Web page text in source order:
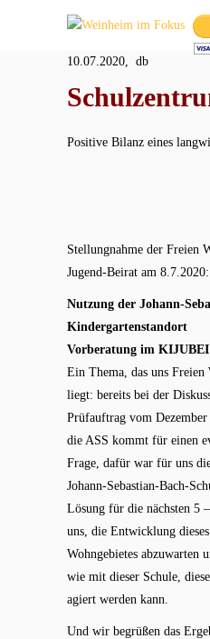
10.07.2020, db
Positive Bilanz eines
Stellungnahme der Freien
Jugend-Beirat am 8.7.2020:
Nutzung der Johann-
Kindergartenstandort
Vorberatung im KIJUBEI
Ein Thema, das uns Freien
liegt: bereits bei der
Prüfauftrag vom
die ASS kommt für einen
Frage, dafür war für uns
Johann-Sebastian-Bach-
Lösung für die nächsten 5
uns, die Entwicklung
Wohngebietes abzuwarten
wie mit dieser Schule,
agiert werden kann.
Und wir begrüßen das